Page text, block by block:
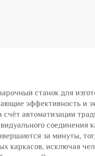
станок для
эффективность и
автоматизации
соединения
за минуты,
каркасов, исключая